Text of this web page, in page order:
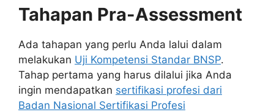
Tahapan Pra-Assessment
Ada tahapan yang perlu Anda lalui dalam
melakukan Uji Kompetensi Standar BNSP.
Tahap pertama yang harus dilalui jika Anda
ingin mendapatkan sertifikasi profesi dari
Badan Nasional Sertifikasi Profesi